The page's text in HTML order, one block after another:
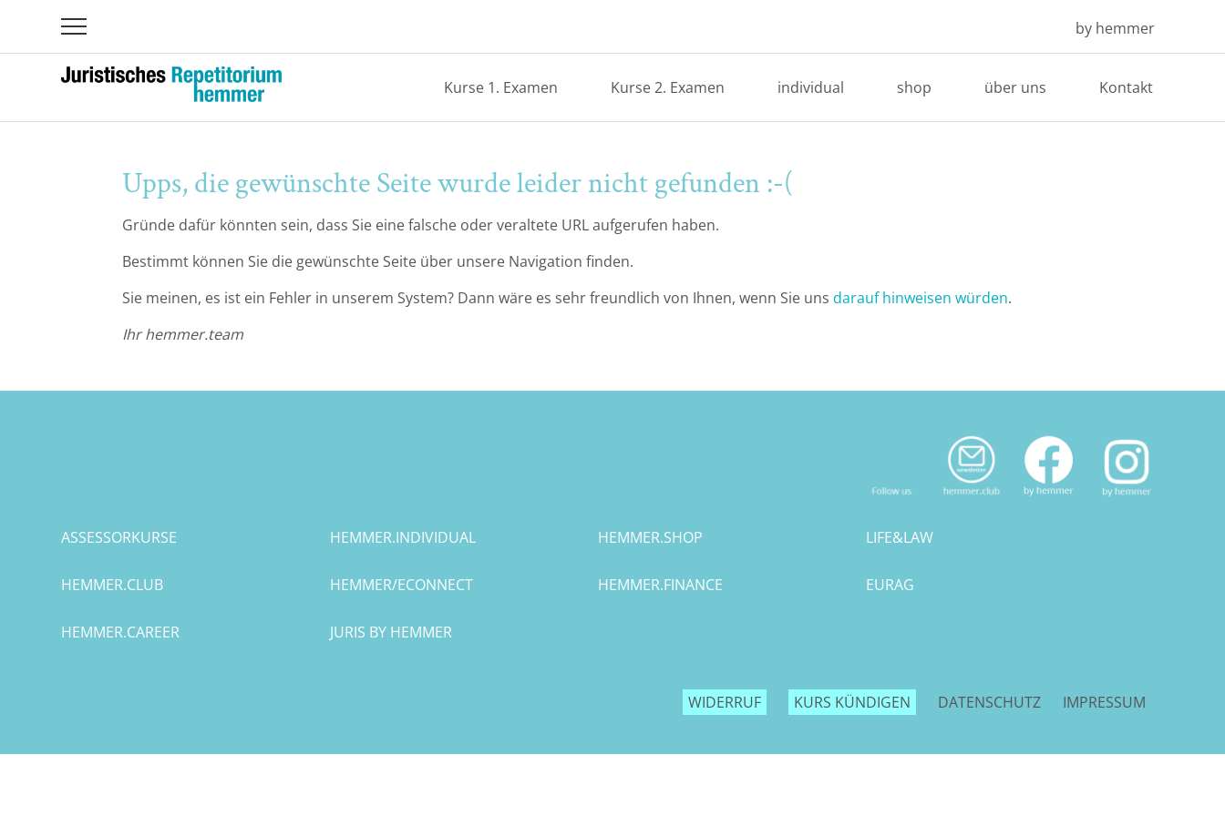
by hemmer
Kurse 1. Examen Kurse 2. Examen individual shop über uns Kontakt
Upps, die gewünschte Seite wurde leider nicht gefunden :-(
Gründe dafür könnten sein, dass Sie eine falsche oder veraltete URL aufgerufen haben.
Bestimmt können Sie die gewünschte Seite über unsere Navigation finden.
Sie meinen, es ist ein Fehler in unserem System? Dann wäre es sehr freundlich von Ihnen, wenn Sie unsdarauf hinweisen würden.
Ihr hemmer.team
ASSESSORKURSE HEMMER.INDIVIDUAL HEMMER.SHOP LIFE&LAW
HEMMER.CLUB HEMMER/ECONNECT HEMMER.FINANCE EURAG
HEMMER.CAREER JURIS BY HEMMER
WIDERRUF KURS KÜNDIGEN DATENSCHUTZ IMPRESSUM
Übersicht
Bonn
Erlangen
Frankfurt/Main
Frankfurt/O.